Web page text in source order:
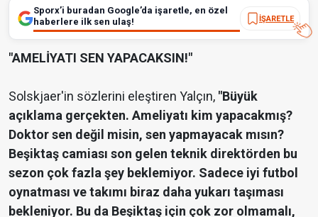
Sporx’i buradan Google’da işaretle, en özel
haberlere ilk sen ulaş!
İŞARETLE
"AMELİYATI SEN YAPACAKSIN!"
Solskjaer'in sözlerini eleştiren Yalçın, "Büyük
açıklama gerçekten. Ameliyatı kim yapacakmış?
Doktor sen değil misin, sen yapmayacak mısın?
Beşiktaş camiası son gelen teknik direktörden bu
sezon çok fazla şey beklemiyor. Sadece iyi futbol
oynatması ve takımı biraz daha yukarı taşıması
bekleniyor. Bu da Beşiktaş için çok zor olmamalı,